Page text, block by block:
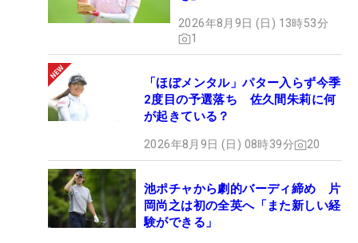
2026年8月9日 (日) 13時53分
1
「ほぼメンタル」パター入らず今季
2度目の予選落ち 佐久間朱莉に何
が起きている？
2026年8月9日 (日) 08時39分 20
池ポチャから劇的バーディ締め 片
岡尚之は初の全英へ「また新しい経
験ができる」